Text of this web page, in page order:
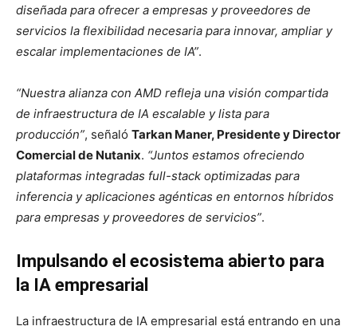
diseñada para ofrecer a empresas y proveedores de
servicios la flexibilidad necesaria para innovar, ampliar y
escalar implementaciones de IA”.
“Nuestra alianza con AMD refleja una visión compartida
de infraestructura de IA escalable y lista para
producción”, señaló Tarkan Maner, Presidente y Director
Comercial de Nutanix. “Juntos estamos ofreciendo
plataformas integradas full-stack optimizadas para
inferencia y aplicaciones agénticas en entornos híbridos
para empresas y proveedores de servicios”.
Impulsando el ecosistema abierto para
la IA empresarial
La infraestructura de IA empresarial está entrando en una